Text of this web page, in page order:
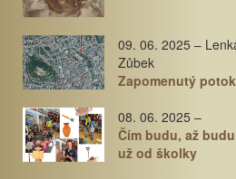
09. 06. 2025 –
Zůbek
Zapomenutý
08. 06. 2025 –
Čím budu, až
už od školky